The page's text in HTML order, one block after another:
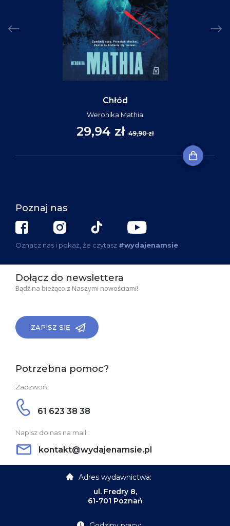
Chłód
Weronika Mathia
29,94 zł 49,90 zł
Poznaj nas
Oznacz nas i pokaż, że czytasz #wydajenamsie
Dołącz do newslettera
Bądź na bieżąco z Naszymi nowościami!
ZAPISZ SIĘ
Potrzebna pomoc?
Zadzwoń:
61 623 38 38
Napisz do nas na mail:
kontakt@wydajenamsie.pl
Adres wydawnictwa:
ul. Fredry 8,
61-701 Poznań